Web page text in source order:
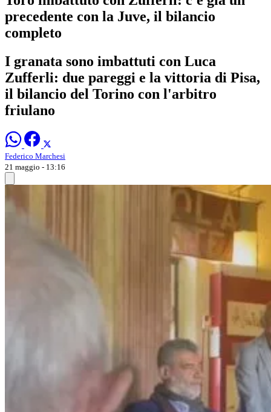
precedente con la Juve, il bilancio
completo
I granata sono imbattuti con Luca
Zufferli: due pareggi e la vittoria di Pisa,
il bilancio del Torino con l'arbitro
friulano
Federico Marchesi
21 maggio - 13:16